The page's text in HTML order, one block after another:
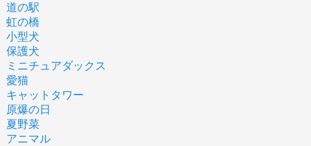
道の駅
虹の橋
小型犬
保護犬
ミニチュアダックス
愛猫
キャットタワー
原爆の日
夏野菜
アニマル